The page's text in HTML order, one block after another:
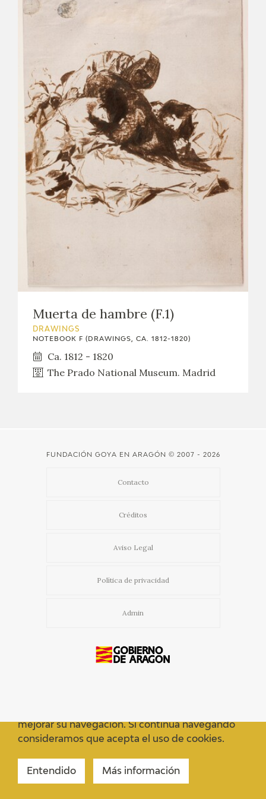
Muerta de hambre (F.1)
DRAWINGS
NOTEBOOK F (DRAWINGS, CA. 1812-1820)
Ca. 1812 - 1820
The Prado National Museum. Madrid
FUNDACIÓN GOYA EN ARAGÓN © 2007 - 2026
Contacto
Créditos
Aviso Legal
Política de privacidad
Admin
mejorar su navegación. Si continua navegando
consideramos que acepta el uso de cookies.
Entendido Más información